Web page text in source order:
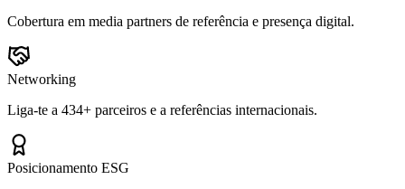
Cobertura em media partners de referência e presença digital.
Networking
Liga-te a 434+ parceiros e a referências internacionais.
Posicionamento ESG